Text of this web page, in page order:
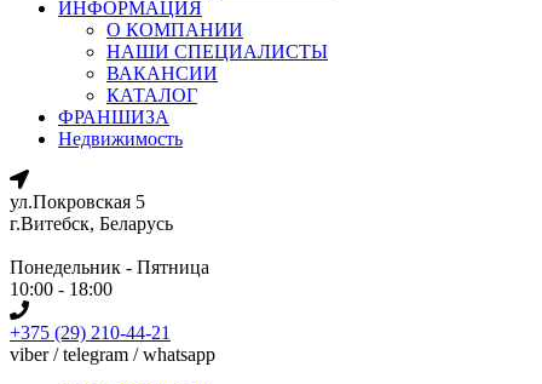
ИНФОРМАЦИЯ
О КОМПАНИИ
НАШИ СПЕЦИАЛИСТЫ
ВАКАНСИИ
КАТАЛОГ
ФРАНШИЗА
Недвижимость
ул.Покровская 5
г.Витебск, Беларусь
Понедельник - Пятница
10:00 - 18:00
+375 (29) 210-44-21
viber / telegram / whatsapp